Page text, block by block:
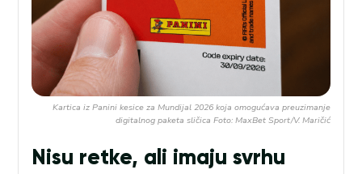
Kartica iz Panini kesice za Mundijal 2026 koja omogućava preuzimanje
digitalnog paketa sličica Foto: MaxBet Sport/V. Maričić
Nisu retke, ali imaju svrhu